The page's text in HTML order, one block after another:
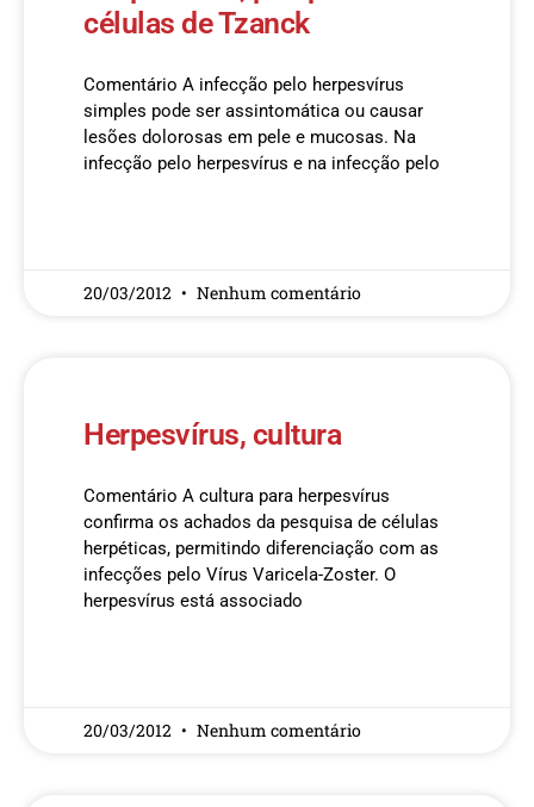
células de Tzanck
Comentário A infecção pelo herpesvírus
simples pode ser assintomática ou causar
lesões dolorosas em pele e mucosas. Na
infecção pelo herpesvírus e na infecção pelo
20/03/2012 Nenhum comentário
Herpesvírus, cultura
Comentário A cultura para herpesvírus
confirma os achados da pesquisa de células
herpéticas, permitindo diferenciação com as
infecções pelo Vírus Varicela-Zoster. O
herpesvírus está associado
20/03/2012 Nenhum comentário